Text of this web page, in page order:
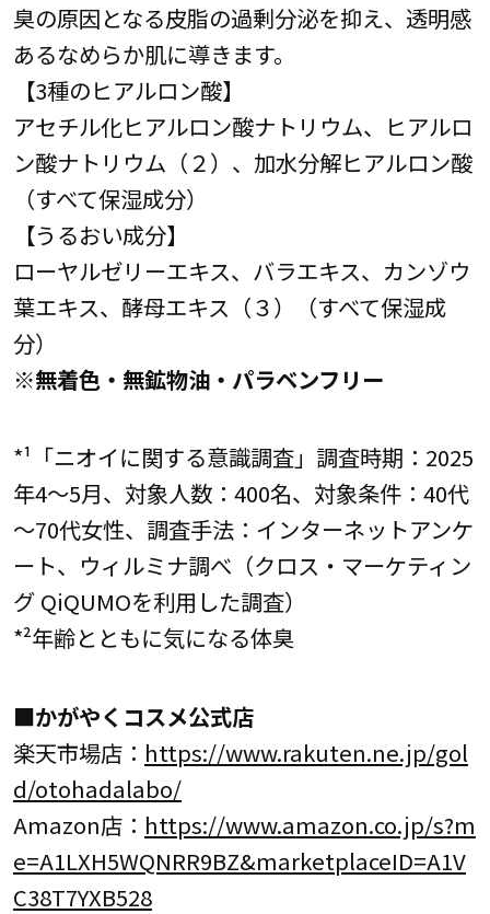
臭の原因となる皮脂の過剰分泌を抑え、透明感
あるなめらか肌に導きます。
【3種のヒアルロン酸】
アセチル化ヒアルロン酸ナトリウム、ヒアルロ
ン酸ナトリウム（２）、加水分解ヒアルロン酸
（すべて保湿成分）
【うるおい成分】
ローヤルゼリーエキス、バラエキス、カンゾウ
葉エキス、酵母エキス（３）（すべて保湿成
分）
※無着色・無鉱物油・パラベンフリー
*¹「ニオイに関する意識調査」調査時期：2025
年4～5月、対象人数：400名、対象条件：40代
～70代女性、調査手法：インターネットアンケ
ート、ウィルミナ調べ（クロス・マーケティン
グ QiQUMOを利用した調査）
*²年齢とともに気になる体臭
■かがやくコスメ公式店
楽天市場店： https://www.rakuten.ne.jp/gol
d/otohadalabo/
Amazon店： https://www.amazon.co.jp/s?m
e=A1LXH5WQNRR9BZ&marketplaceID=A1V
C38T7YXB528